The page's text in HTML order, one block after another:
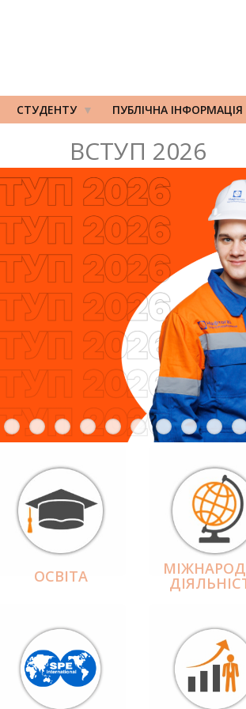
СТУДЕНТУ ПУБЛІЧНА ІНФОРМАЦІЯ
ВСТУП 2026
ОСВІТА